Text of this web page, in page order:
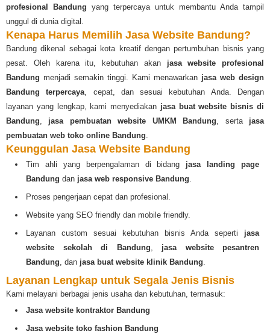
profesional Bandung yang terpercaya untuk membantu Anda tampil
unggul di dunia digital.
Kenapa Harus Memilih Jasa Website Bandung?
Bandung dikenal sebagai kota kreatif dengan pertumbuhan bisnis yang
pesat. Oleh karena itu, kebutuhan akan jasa website profesional
Bandung menjadi semakin tinggi. Kami menawarkan jasa web design
Bandung terpercaya, cepat, dan sesuai kebutuhan Anda. Dengan
layanan yang lengkap, kami menyediakan jasa buat website bisnis di
Bandung, jasa pembuatan website UMKM Bandung, serta jasa
pembuatan web toko online Bandung.
Keunggulan Jasa Website Bandung
Tim ahli yang berpengalaman di bidang jasa landing page
Bandung dan jasa web responsive Bandung.
Proses pengerjaan cepat dan profesional.
Website yang SEO friendly dan mobile friendly.
Layanan custom sesuai kebutuhan bisnis Anda seperti jasa
website sekolah di Bandung, jasa website pesantren
Bandung, dan jasa buat website klinik Bandung.
Layanan Lengkap untuk Segala Jenis Bisnis
Kami melayani berbagai jenis usaha dan kebutuhan, termasuk:
Jasa website kontraktor Bandung
Jasa website toko fashion Bandung